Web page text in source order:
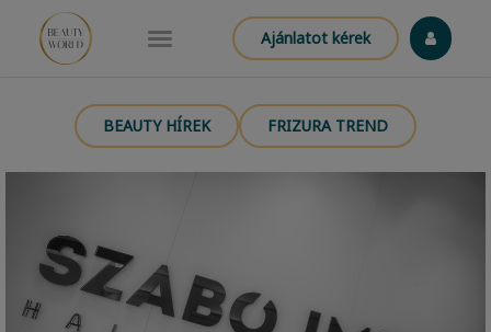
Ajánlatot kérek
BEAUTY HÍREK FRIZURA TREND